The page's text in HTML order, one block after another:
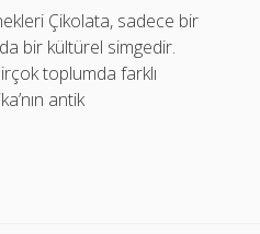
Çikolata, sadece bir
bir kültürel simgedir.
toplumda farklı
antik